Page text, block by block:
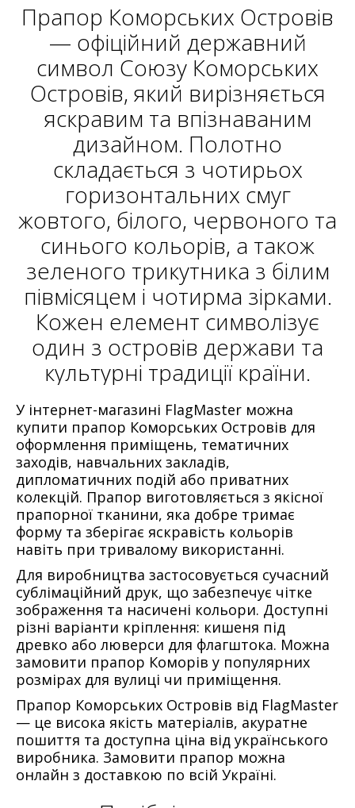
Прапор Коморських Островів
— офіційний державний
символ Союзу Коморських
Островів, який вирізняється
яскравим та впізнаваним
дизайном. Полотно
складається з чотирьох
горизонтальних смуг
жовтого, білого, червоного та
синього кольорів, а також
зеленого трикутника з білим
півмісяцем і чотирма зірками.
Кожен елемент символізує
один з островів держави та
культурні традиції країни.
У інтернет-магазині FlagMaster можна
купити прапор Коморських Островів для
оформлення приміщень, тематичних
заходів, навчальних закладів,
дипломатичних подій або приватних
колекцій. Прапор виготовляється з якісної
прапорної тканини, яка добре тримає
форму та зберігає яскравість кольорів
навіть при тривалому використанні.
Для виробництва застосовується сучасний
сублімаційний друк, що забезпечує чітке
зображення та насичені кольори. Доступні
різні варіанти кріплення: кишеня під
древко або люверси для флагштока. Можна
замовити прапор Коморів у популярних
розмірах для вулиці чи приміщення.
Прапор Коморських Островів від FlagMaster
— це висока якість матеріалів, акуратне
пошиття та доступна ціна від українського
виробника. Замовити прапор можна
онлайн з доставкою по всій Україні.